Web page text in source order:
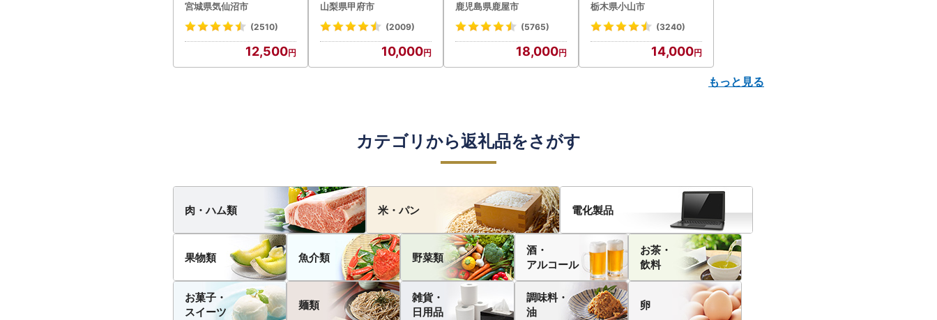
宮城県気仙沼市
(2510)
12,500
〉山梨県産 シャインマス
カット 2～3房（1.0kg以
N-Limited-SP
山梨県甲府市
(2009)
10,000
cp18 うなぎ 鰻 魚 惣菜 総
菜
鹿児島県鹿屋市
(5765)
18,000
ト)【配送不可地域：離島
・沖縄県】【1256759】
栃木県小山市
(3240)
14,000
もっと見る
カテゴリから返礼品をさがす
肉・ハム類 米・パン 電化製品
果物類 魚介類 野菜類
酒・
アルコール
お茶・
飲料
お菓子・
スイーツ
麺類
雑貨・
日用品
調味料・
油
卵